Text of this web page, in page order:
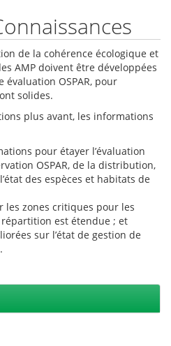
de la cohérence écologique et
AMP doivent être développées
OSPAR, pour
solides.
plus avant, les informations
pour étayer l’évaluation
OSPAR, de la distribution,
des espèces et habitats de
les zones critiques pour les
répartition est étendue ; et
sur l’état de gestion de